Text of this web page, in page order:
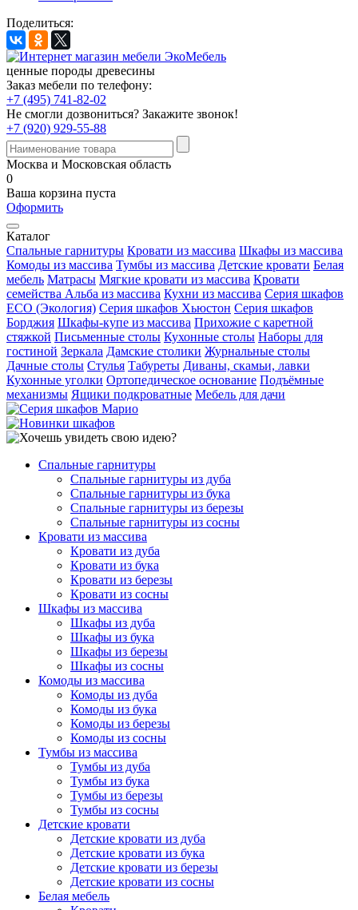
Поделиться:
ценные породы древесины
Заказ мебели по телефону:
+7 (495) 741-82-02
Не смогли дозвониться? Закажите звонок!
+7 (920) 929-55-88
Москва и Московская область
0
Ваша корзина пуста
Оформить
Каталог
Спальные гарнитуры Кровати из массива Шкафы из массива
Комоды из массива Тумбы из массива Детские кровати Белая
мебель Матрасы Мягкие кровати из массива Кровати
семейства Альба из массива Кухни из массива Серия шкафов
ECO (Экология) Серия шкафов Хьюстон Серия шкафов
Борджия Шкафы-купе из массива Прихожие с каретной
стяжкой Письменные столы Кухонные столы Наборы для
гостиной Зеркала Дамские столики Журнальные столы
Дачные столы Стулья Табуреты Диваны, скамьи, лавки
Кухонные уголки Ортопедическое основание Подъёмные
механизмы Ящики подкроватные Мебель для дачи
Спальные гарнитуры
Спальные гарнитуры из дуба
Спальные гарнитуры из бука
Спальные гарнитуры из березы
Спальные гарнитуры из сосны
Кровати из массива
Кровати из дуба
Кровати из бука
Кровати из березы
Кровати из сосны
Шкафы из массива
Шкафы из дуба
Шкафы из бука
Шкафы из березы
Шкафы из сосны
Комоды из массива
Комоды из дуба
Комоды из бука
Комоды из березы
Комоды из сосны
Тумбы из массива
Тумбы из дуба
Тумбы из бука
Тумбы из березы
Тумбы из сосны
Детские кровати
Детские кровати из дуба
Детские кровати из бука
Детские кровати из березы
Детские кровати из сосны
Белая мебель